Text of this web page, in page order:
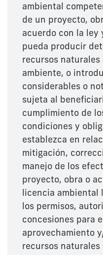
ambiental
de un proyecto,
acuerdo con la ley
pueda producir
recursos naturales
ambiente, o
considerables o
sujeta al
cumplimiento de
condiciones y
establezca en
mitigación,
manejo de los
proyecto, obra o
licencia ambiental
los permisos,
concesiones para
aprovechamiento
recursos naturales